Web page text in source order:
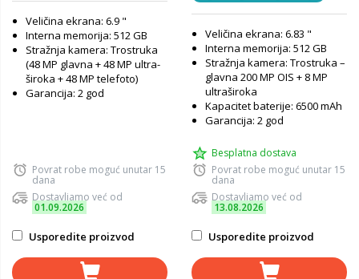
Veličina ekrana: 6.9 "
Interna memorija: 512 GB
Stražnja kamera: Trostruka
(48 MP glavna + 48 MP ultra-
široka + 48 MP telefoto)
Garancija: 2 god
Povrat robe moguć unutar 15
dana
Dostavljamo već od
01.09.2026
Usporedite proizvod
Veličina ekrana: 6.83 "
Interna memorija: 512 GB
Stražnja kamera: Trostruka –
glavna 200 MP OIS + 8 MP
ultraširoka
Kapacitet baterije: 6500 mAh
Garancija: 2 god
Besplatna dostava
Povrat robe moguć unutar 15
dana
Dostavljamo već od
13.08.2026
Usporedite proizvod